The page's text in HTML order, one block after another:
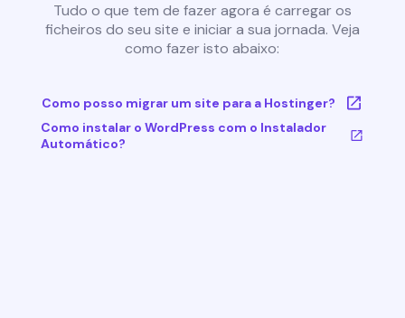
Tudo o que tem de fazer agora é carregar os
ficheiros do seu site e iniciar a sua jornada. Veja
como fazer isto abaixo:
Como posso migrar um site para a Hostinger?
Como instalar o WordPress com o Instalador
Automático?